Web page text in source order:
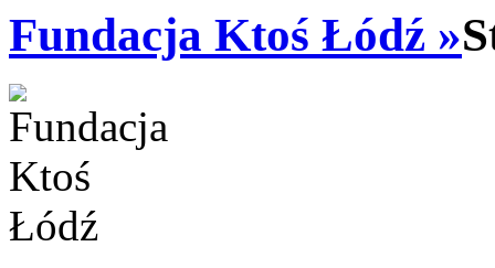
Fundacja Ktoś Łódź »